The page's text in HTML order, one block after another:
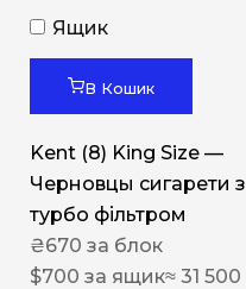
Ящик
В Кошик
Kent (8) King Size —
Черновцы сигарети з
турбо фільтром
₴670 за блок
$700 за ящик≈ 31 500